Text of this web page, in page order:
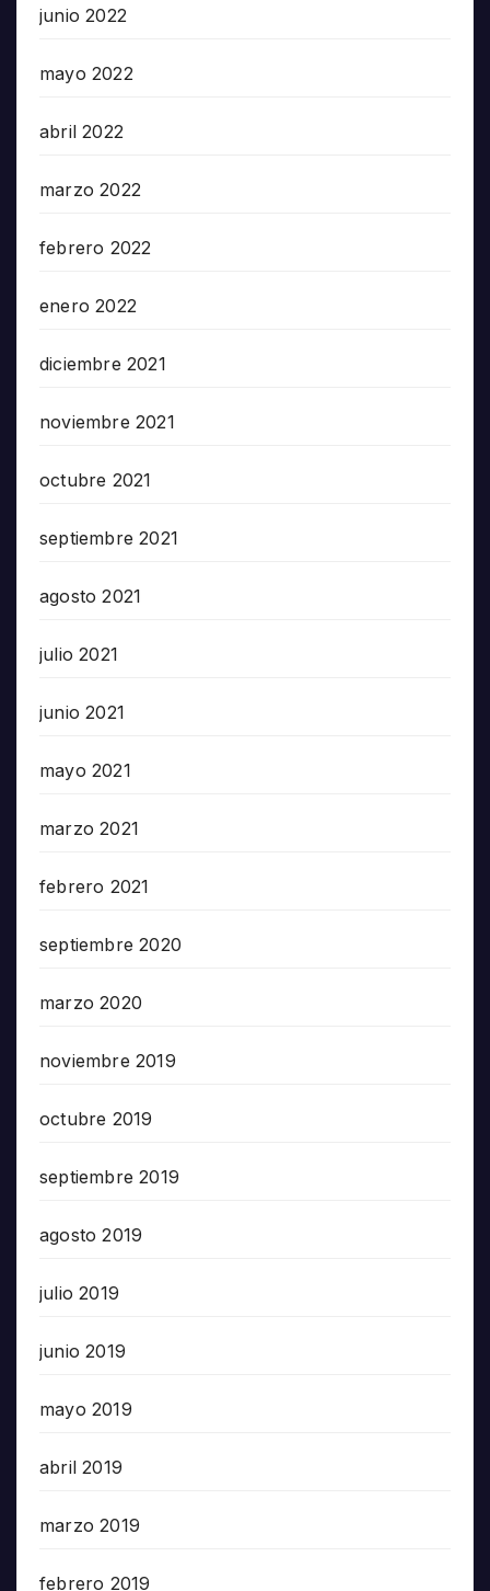
junio 2022
mayo 2022
abril 2022
marzo 2022
febrero 2022
enero 2022
diciembre 2021
noviembre 2021
octubre 2021
septiembre 2021
agosto 2021
julio 2021
junio 2021
mayo 2021
marzo 2021
febrero 2021
septiembre 2020
marzo 2020
noviembre 2019
octubre 2019
septiembre 2019
agosto 2019
julio 2019
junio 2019
mayo 2019
abril 2019
marzo 2019
febrero 2019